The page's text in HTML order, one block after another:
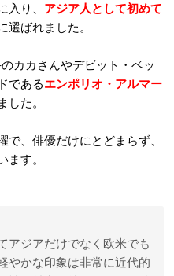
入り、 アジア人として初めて
選ばれました。
カカさんやデビット・ベッ
であるエンポリオ・アルマー
した。
、俳優だけにとどまらず、
す。
アジアだけでなく欧米でも
やかな印象は非常に近代的